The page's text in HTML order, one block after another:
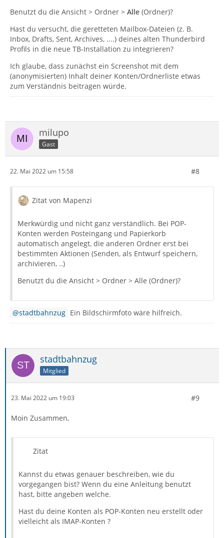
Benutzt du die Ansicht > Ordner > Alle (Ordner)?
Hast du versucht, die geretteten Mailbox-Dateien (z. B.
Inbox, Drafts, Sent, Archives, ....) deines alten Thunderbird
Profils in die neue TB-Installation zu integrieren?
Ich glaube, dass zunächst ein Screenshot mit dem
(anonymisierten) Inhalt deiner Konten/Ordnerliste etwas
zum Verständnis beitragen würde.
milupo
Gast
22. Mai 2022 um 15:58 #8
Zitat von Mapenzi
Merkwürdig und nicht ganz verständlich. Bei POP-
Konten werden Posteingang und Papierkorb
automatisch angelegt, die anderen Ordner erst bei
bestimmten Aktionen (Senden, als Entwurf speichern,
archivieren, ..)
Benutzt du die Ansicht > Ordner > Alle (Ordner)?
stadtbahnzug Ein Bildschirmfoto wäre hilfreich.
stadtbahnzug
Mitglied
23. Mai 2022 um 19:03 #9
Moin Zusammen,
Zitat
Kannst du etwas genauer beschreiben, wie du
vorgegangen bist? Wenn du eine Anleitung benutzt
hast, bitte angeben welche.
Hast du deine Konten als POP-Konten neu erstellt oder
vielleicht als IMAP-Konten ?